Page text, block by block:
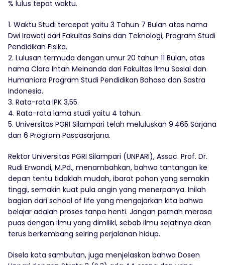
% lulus tepat waktu.
1. Waktu Studi tercepat yaitu 3 Tahun 7 Bulan atas nama
Dwi Irawati dari Fakultas Sains dan Teknologi, Program Studi
Pendidikan Fisika.
2. Lulusan termuda dengan umur 20 tahun 11 Bulan, atas
nama Clara Intan Meinanda dari Fakultas Ilmu Sosial dan
Humaniora Program Studi Pendidikan Bahasa dan Sastra
Indonesia.
3. Rata-rata IPK 3,55.
4. Rata-rata lama studi yaitu 4 tahun.
5. Universitas PGRI Silampari telah meluluskan 9.465 Sarjana
dan 6 Program Pascasarjana.
Rektor Universitas PGRI Silampari (UNPARI), Assoc. Prof. Dr.
Rudi Erwandi, M.Pd., menambahkan, bahwa tantangan ke
depan tentu tidaklah mudah, ibarat pohon yang semakin
tinggi, semakin kuat pula angin yang menerpanya. Inilah
bagian dari school of life yang mengajarkan kita bahwa
belajar adalah proses tanpa henti. Jangan pernah merasa
puas dengan ilmu yang dimiliki, sebab ilmu sejatinya akan
terus berkembang seiring perjalanan hidup.
Disela kata sambutan, juga menjelaskan bahwa Dosen